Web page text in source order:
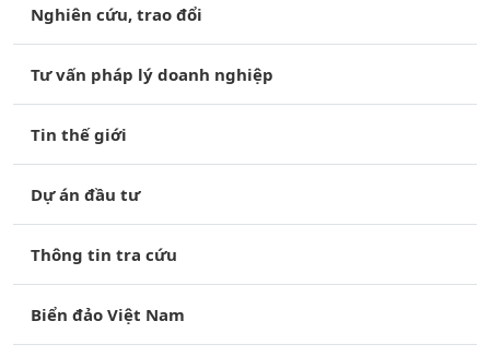
Nghiên cứu, trao đổi
Tư vấn pháp lý doanh nghiệp
Tin thế giới
Dự án đầu tư
Thông tin tra cứu
Biển đảo Việt Nam